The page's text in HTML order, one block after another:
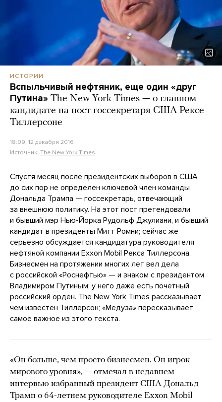
ИСТОРИИ
Вспыльчивый нефтяник, еще один «друг
Путина» The New York Times — о главном
кандидате на пост госсекретаря США Рексе
Тиллерсоне
18:09, 12 декабря 2016
Источник: The New York Times
Спустя месяц после президентских выборов в США
до сих пор не определен ключевой член команды
Дональда Трампа — госсекретарь, отвечающий
за внешнюю политику. На этот пост претендовали
и бывший мэр Нью-Йорка Рудольф Джулиани, и бывший
кандидат в президенты Митт Ромни; сейчас же
серьезно обсуждается кандидатура руководителя
нефтяной компании Exxon Mobil Рекса Тиллерсона.
Бизнесмен на протяжении многих лет вел дела
с российской «Роснефтью» — и знаком с президентом
Владимиром Путиным; у него даже есть почетный
российский орден. The New York Times рассказывает,
чем известен Тиллерсон; «Медуза» пересказывает
самое важное из этого текста.
«Он больше, чем просто бизнесмен. Он игрок
мирового уровня», — отмечал в недавнем
интервью избранный президент США Дональд
Трамп о 64-летнем руководителе Exxon Mobil